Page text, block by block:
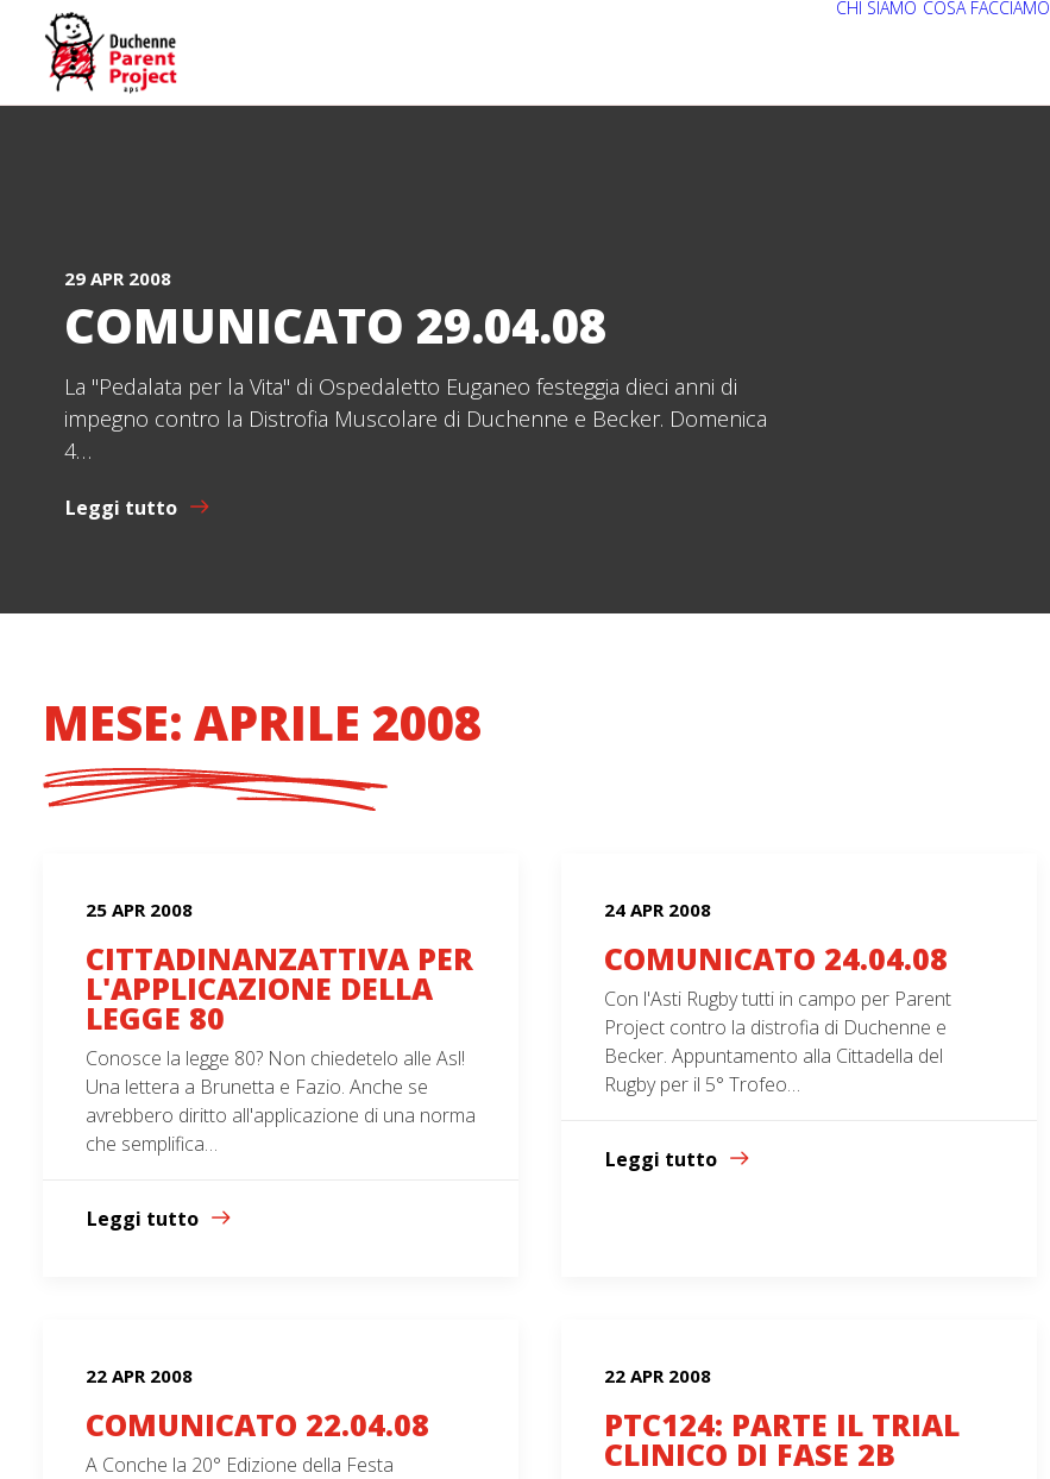
CHI SIAMO COSA FACCIAMO
29 APR 2008
COMUNICATO 29.04.08
La "Pedalata per la Vita" di Ospedaletto Euganeo festeggia dieci anni di
impegno contro la Distrofia Muscolare di Duchenne e Becker. Domenica
4…
Leggi tutto
MESE: APRILE 2008
25 APR 2008
CITTADINANZATTIVA PER
L'APPLICAZIONE DELLA
LEGGE 80
Conosce la legge 80? Non chiedetelo alle Asl!
Una lettera a Brunetta e Fazio. Anche se
avrebbero diritto all'applicazione di una norma
che semplifica…
Leggi tutto
24 APR 2008
COMUNICATO 24.04.08
Con l'Asti Rugby tutti in campo per Parent
Project contro la distrofia di Duchenne e
Becker. Appuntamento alla Cittadella del
Rugby per il 5° Trofeo…
Leggi tutto
22 APR 2008
COMUNICATO 22.04.08
A Conche la 20° Edizione della Festa
22 APR 2008
PTC124: PARTE IL TRIAL
CLINICO DI FASE 2B